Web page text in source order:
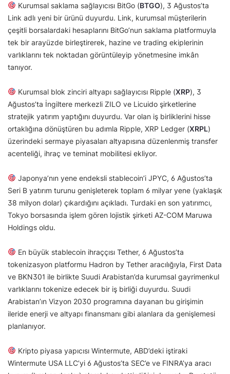
Kurumsal saklama sağlayıcısı BitGo (BTGO), 3 Ağustos’ta
Link adlı yeni bir ürünü duyurdu. Link, kurumsal müşterilerin
çeşitli borsalardaki hesaplarını BitGo’nun saklama platformuyla
tek bir arayüzde birleştirerek, hazine ve trading ekiplerinin
varlıklarını tek noktadan görüntüleyip yönetmesine imkân
tanıyor.
Kurumsal blok zinciri altyapı sağlayıcısı Ripple (XRP), 3
Ağustos’ta İngiltere merkezli ZILO ve Licuido şirketlerine
stratejik yatırım yaptığını duyurdu. Var olan iş birliklerini hisse
ortaklığına dönüştüren bu adımla Ripple, XRP Ledger (XRPL)
üzerindeki sermaye piyasaları altyapısına düzenlenmiş transfer
acenteliği, ihraç ve teminat mobilitesi ekliyor.
Japonya’nın yene endeksli stablecoin’i JPYC, 6 Ağustos’ta
Seri B yatırım turunu genişleterek toplam 6 milyar yene (yaklaşık
38 milyon dolar) çıkardığını açıkladı. Turdaki en son yatırımcı,
Tokyo borsasında işlem gören lojistik şirketi AZ-COM Maruwa
Holdings oldu.
En büyük stablecoin ihraççısı Tether, 6 Ağustos’ta
tokenizasyon platformu Hadron by Tether aracılığıyla, First Data
ve BKN301 ile birlikte Suudi Arabistan’da kurumsal gayrimenkul
varlıklarını tokenize edecek bir iş birliği duyurdu. Suudi
Arabistan’ın Vizyon 2030 programına dayanan bu girişimin
ileride enerji ve altyapı finansmanı gibi alanlara da genişlemesi
planlanıyor.
Kripto piyasa yapıcısı Wintermute, ABD’deki iştiraki
Wintermute USA LLC’yi 6 Ağustos’ta SEC’e ve FINRA’ya aracı